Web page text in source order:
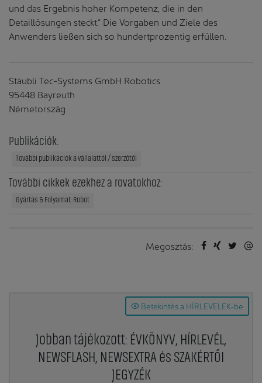
und das Ergebnis hoher Kompetenz, die in den
Detaillösungen steckt.“ Die Vorgaben und Ziele des
Anwenders ließen sich so hundertprozentig erfüllen.
Stäubli Tec-Systems GmbH Robotics
95448 Bayreuth
Németország
Publikációk:
További publikációk a vállalattól / szerzőtől
További cikkek ezekhez a rovatokhoz:
Gyártás & Folyamat: Robot
Megosztás:
Betekintés a HÍRLEVELEK-be
Jobban tájékozott: ÉVKÖNYV, HÍRLEVÉL,
NEWSFLASH, NEWSEXTRA és SZAKÉRTŐI
JEGYZÉK